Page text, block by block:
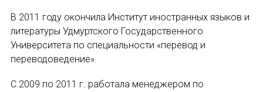
50 лет МАПРЯЛ
Архив мероприятий
В 2011 году окончила Институт иностранных языков и
литературы Удмуртского Государственного
Университета по специальности «перевод и
переводоведение».
С 2009 по 2011 г. работала менеджером по